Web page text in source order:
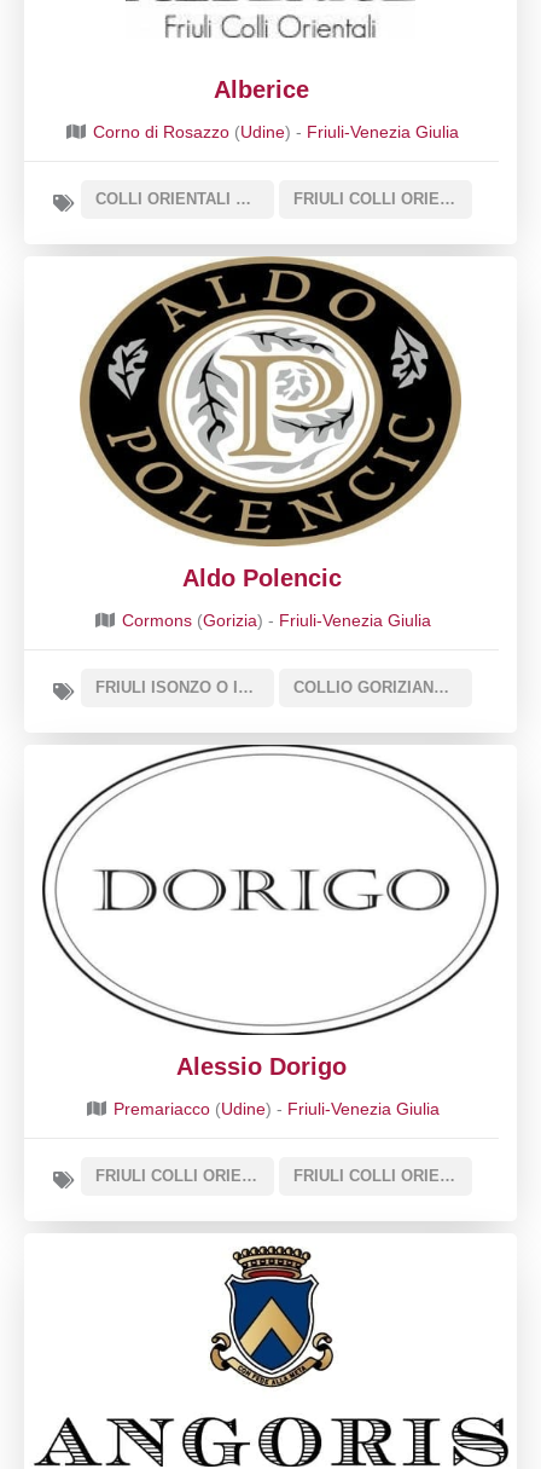
Alberice
Corno di Rosazzo (Udine) - Friuli-Venezia Giulia
COLLI ORIENTALI DEL FRIULI PICOLIT DOCG FRIULI COLLI ORIENTALI DOC
Aldo Polencic
Cormons(Gorizia) - Friuli-Venezia Giulia
FRIULI ISONZO O ISONZO DEL FRIULI DOC COLLIO GORIZIANO O COLLIO DOC
Alessio Dorigo
Premariacco(Udine) - Friuli-Venezia Giulia
FRIULI COLLI ORIENTALI DOC SOTTOZONA REFOSCO DI FAEDIS FRIULI COLLI ORIENTALI DOC